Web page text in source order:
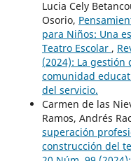
Lucia Cely
Osorio,
para Niños: Una
Teatro Escolar ,
(2024): La
comunidad
del servicio.
Carmen de las
Ramos, Andrés
superación
construcción del